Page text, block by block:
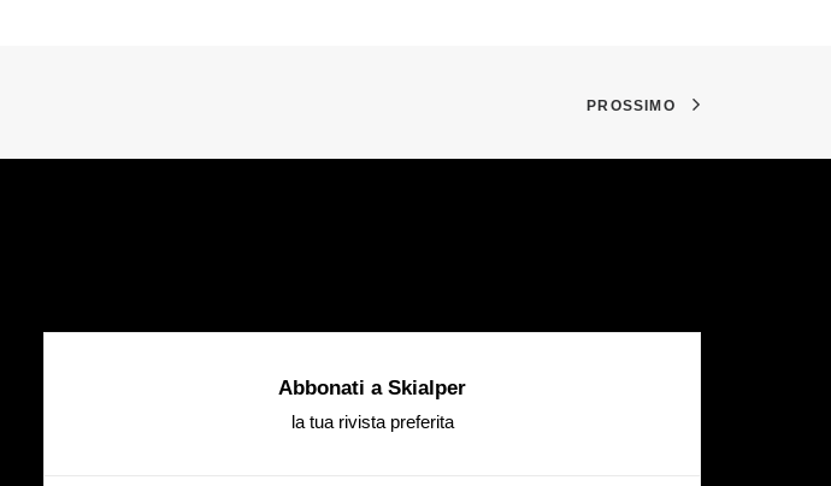
PROSSIMO
Abbonati a Skialper
la tua rivista preferita